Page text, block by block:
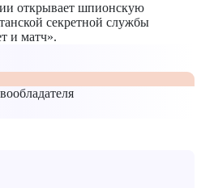
открывает шпионскую
секретной службы
и матч».